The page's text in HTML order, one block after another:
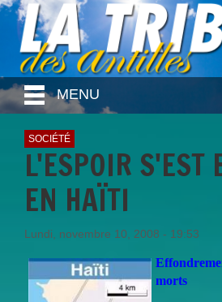
MENU
SOCIÉTÉ
L'ESPOIR S'EST
EN HAÏTI
Lundi, novembre 10, 2008 - 19:53
morts